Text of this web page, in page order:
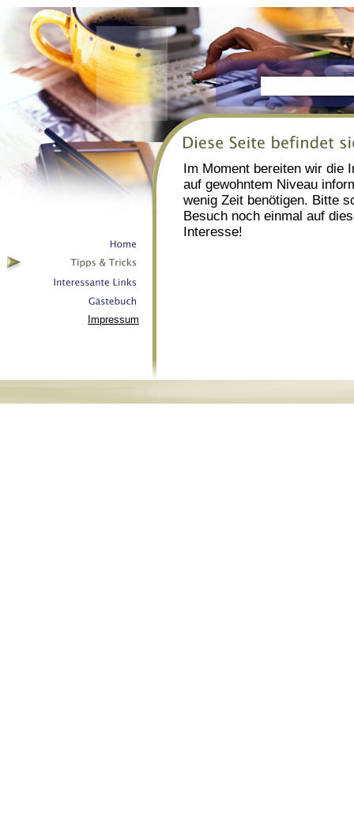
Impressum
Im Moment bereiten wir die
auf gewohntem Niveau
wenig Zeit benötigen. Bitte
Besuch noch einmal auf
Interesse!